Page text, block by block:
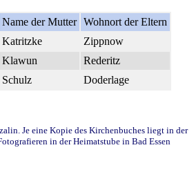
Name der Mutter Wohnort der Eltern
Katritzke
Zippnow
Klawun
Rederitz
Schulz Doderlage
Je eine Kopie des Kirchenbuches liegt in der
in der Heimatstube in Bad Essen